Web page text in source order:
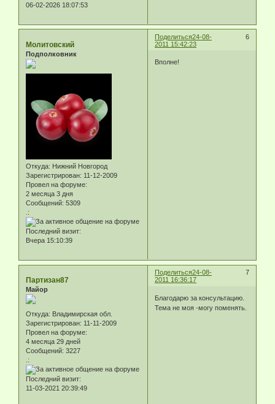
06-02-2026 18:07:53
Поделиться 6
24-08-
2011 15:42:23
Молитовский
Подполковник
Откуда: Нижний Новгород
Зарегистрирован: 11-12-2009
Провел на форуме:
2 месяца 3 дня
Сообщений: 5309
.:
Последний визит:
Вчера 15:10:39
Вполне!
Поделиться 7
24-08-
2011 16:36:17
Партизан87
Майор
Откуда: Владимирская обл.
Зарегистрирован: 11-11-2009
Провел на форуме:
4 месяца 29 дней
Сообщений: 3227
.:
Последний визит:
11-03-2021 20:39:49
Благодарю за консультацию.
Тема не моя -могу поменять.